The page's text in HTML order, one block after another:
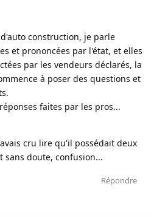
construction, je parle
et prononcées par l'état, et elles
par les vendeurs déclarés, la
à poser des questions et
faites par les pros...
cru lire qu'il possédait deux
doute, confusion...
Répondre